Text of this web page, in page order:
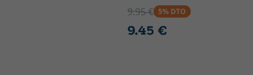
9.95 € 5% DTO
9.45 €